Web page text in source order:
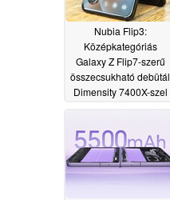
Nubia Flip3:
Középkategóriás
Galaxy Z Flip7-szerű
összecsukható debütál
Dimensity 7400X-szel